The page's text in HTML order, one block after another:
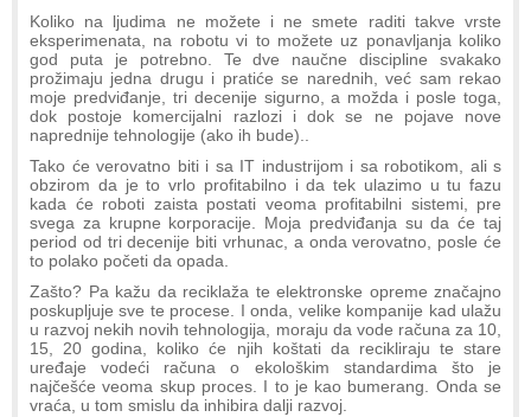
Koliko na ljudima ne možete i ne smete raditi takve vrste
eksperimenata, na robotu vi to možete uz ponavljanja koliko
god puta je potrebno. Te dve naučne discipline svakako
prožimaju jedna drugu i pratiće se narednih, već sam rekao
moje predviđanje, tri decenije sigurno, a možda i posle toga,
dok postoje komercijalni razlozi i dok se ne pojave nove
naprednije tehnologije (ako ih bude)..
Tako će verovatno biti i sa IT industrijom i sa robotikom, ali s
obzirom da je to vrlo profitabilno i da tek ulazimo u tu fazu
kada će roboti zaista postati veoma profitabilni sistemi, pre
svega za krupne korporacije. Moja predviđanja su da će taj
period od tri decenije biti vrhunac, a onda verovatno, posle će
to polako početi da opada.
Zašto? Pa kažu da reciklaža te elektronske opreme značajno
poskupljuje sve te procese. I onda, velike kompanije kad ulažu
u razvoj nekih novih tehnologija, moraju da vode računa za 10,
15, 20 godina, koliko će njih koštati da recikliraju te stare
uređaje vodeći računa o ekološkim standardima što je
najčešće veoma skup proces. I to je kao bumerang. Onda se
vraća, u tom smislu da inhibira dalji razvoj.